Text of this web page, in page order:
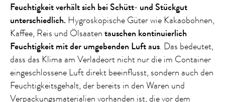
Feuchtigkeit verhält sich bei Schütt- und Stückgut
unterschiedlich.Hygroskopische Güter wie Kakaobohnen,
Kaffee, Reis und Ölsaatentauschen kontinuierlich
Feuchtigkeit mit der umgebenden Luft aus. Das bedeutet,
dass das Klima am Verladeort nicht nur die im Container
eingeschlossene Luft direkt beeinflusst, sondern auch den
Feuchtigkeitsgehalt, der bereits in den Waren und
Verpackungsmaterialien vorhanden ist, die vor dem